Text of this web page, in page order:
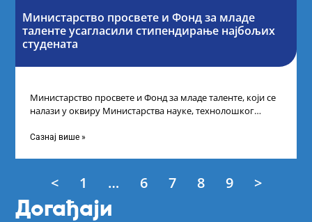
Министарство просвете и Фонд за младе
таленте усагласили стипендирање најбољих
студената
Министарство просвете и Фонд за младе таленте, који се
налази у оквиру Министарства науке, технолошког
Сазнај више »
< 1 … 6 7 8 9 >
Догађаји